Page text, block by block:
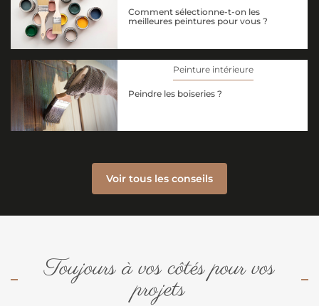
Comment sélectionne-t-on les
meilleures peintures pour vous ?
Peinture intérieure
Peindre les boiseries ?
Voir tous les conseils
Toujours à vos côtés pour vos
projets